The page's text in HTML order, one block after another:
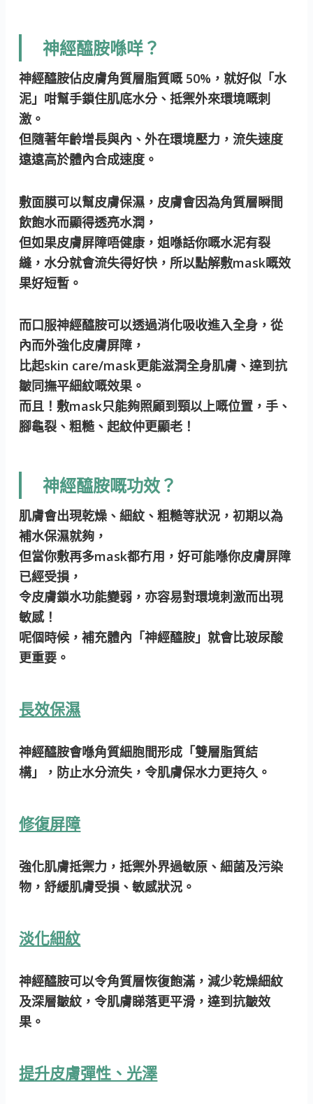
神經醯胺喺咩？
神經醯胺佔皮膚角質層脂質嘅 50%，就好似「水
泥」咁幫手鎖住肌底水分、抵禦外來環境嘅刺
激。
但隨著年齡增長與內、外在環境壓力，流失速度
遠遠高於體內合成速度。
敷面膜可以幫皮膚保濕，皮膚會因為角質層瞬間
飲飽水而顯得透亮水潤，
但如果皮膚屏障唔健康，姐喺話你嘅水泥有裂
縫，水分就會流失得好快，所以點解敷mask嘅效
果好短暫。
而口服神經醯胺可以透過消化吸收進入全身，從
內而外強化皮膚屏障，
比起skin care/mask更能滋潤全身肌膚、達到抗
皺同撫平細紋嘅效果。
而且！敷mask只能夠照顧到頸以上嘅位置，手、
腳龜裂、粗糙、起紋仲更顯老！
神經醯胺嘅功效？
肌膚會出現乾燥、細紋、粗糙等狀況，初期以為
補水保濕就夠，
但當你敷再多mask都冇用，好可能喺你皮膚屏障
已經受損，
令皮膚鎖水功能變弱，亦容易對環境刺激而出現
敏感！
呢個時候，補充體內「神經醯胺」就會比玻尿酸
更重要。
長效保濕
神經醯胺會喺角質細胞間形成「雙層脂質結
構」，防止水分流失，令肌膚保水力更持久。
修復屏障
強化肌膚抵禦力，抵禦外界過敏原、細菌及污染
物，舒緩肌膚受損、敏感狀況。
淡化細紋
神經醯胺可以令角質層恢復飽滿，減少乾燥細紋
及深層皺紋，令肌膚睇落更平滑，達到抗皺效
果。
提升皮膚彈性、光澤